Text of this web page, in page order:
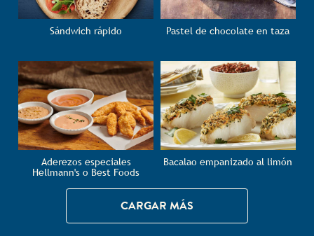
Sándwich rápido Pastel de chocolate en taza
Aderezos especiales
Hellmann's o Best Foods
Bacalao empanizado al limón
CARGAR MÁS